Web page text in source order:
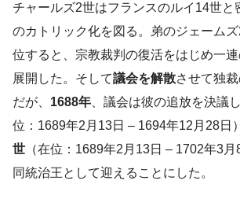
チャールズ2世はフランスのルイ14世と
のカトリック化を図る。弟のジェーム
位すると、宗教裁判の復活をはじめ一
展開した。そして議会を解散させて独
だが、 1688年 、議会は彼の追放を決議し
位：1689年2月13日 – 1694年12月28日
世 （在位：1689年2月13日 – 1702年3
同統治王として迎えることにした。